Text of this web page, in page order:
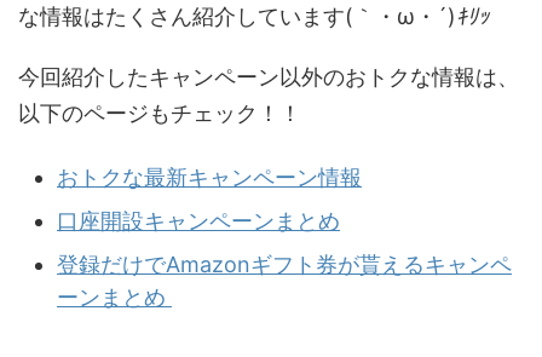
な情報はたくさん紹介しています(｀・ω・´)ｷﾘｯ
今回紹介したキャンペーン以外のおトクな情報は、
以下のページもチェック！！
おトクな最新キャンペーン情報
口座開設キャンペーンまとめ
登録だけでAmazonギフト券が貰えるキャンペ
ーンまとめ